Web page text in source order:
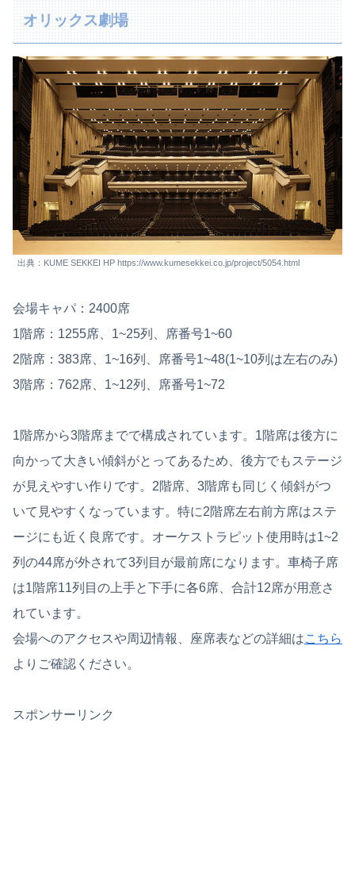
オリックス劇場
出典：KUME SEKKEI HP https://www.kumesekkei.co.jp/project/5054.html
会場キャパ：2400席
1階席：1255席、1~25列、席番号1~60
2階席：383席、1~16列、席番号1~48(1~10列は左右のみ)
3階席：762席、1~12列、席番号1~72
1階席から3階席までで構成されています。1階席は後方に
向かって大きい傾斜がとってあるため、後方でもステージ
が見えやすい作りです。2階席、3階席も同じく傾斜がつ
いて見やすくなっています。特に2階席左右前方席はステ
ージにも近く良席です。オーケストラピット使用時は1~2
列の44席が外されて3列目が最前席になります。車椅子席
は1階席11列目の上手と下手に各6席、合計12席が用意さ
れています。
会場へのアクセスや周辺情報、座席表などの詳細はこちら
よりご確認ください。
スポンサーリンク